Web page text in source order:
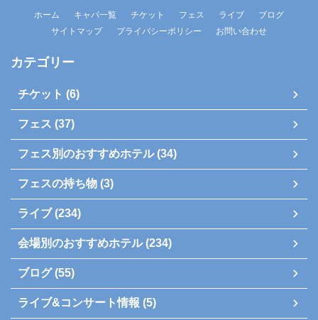
ホーム キャパ一覧 チケット フェス ライブ
ブログ
サイトマップ
プライバシーポリシー お問い合わせ
カテゴリー
チケット (6)
フェス (37)
フェス別のおすすめホテル (34)
フェスの持ち物 (3)
ライブ (234)
会場別のおすすめホテル (234)
ブログ (55)
ライブ&コンサート情報 (5)